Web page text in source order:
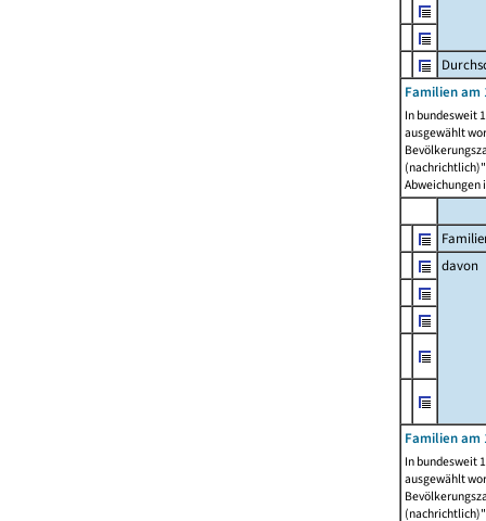
Familien am
In bundesweit
ausgewählt
Abweichungen
davon
Familien am
In bundesweit
ausgewählt